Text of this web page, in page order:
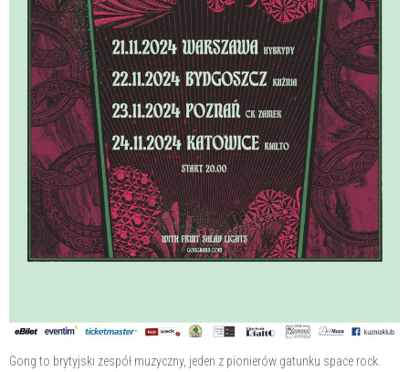
Gong to brytyjski zespół muzyczny, jeden z pionierów gatunku space rock.